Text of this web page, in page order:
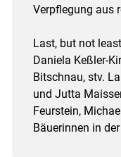
Verpflegung aus
Last, but not
Daniela Keßler-
Bitschnau, stv.
und Jutta
Feurstein,
Bäuerinnen in